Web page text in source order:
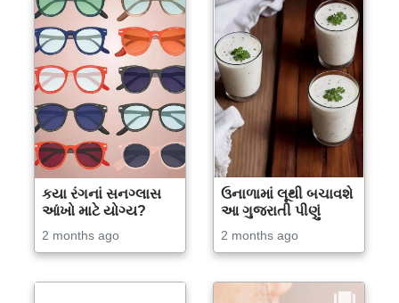
કયા રંગનાં સનગ્લાસ
આંખો માટે યોગ્ય?
2 months ago
ઉનાળામાં લૂથી બચાવશે
આ ગુજરાતી પીણું
2 months ago